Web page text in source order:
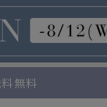
トマミー
無料